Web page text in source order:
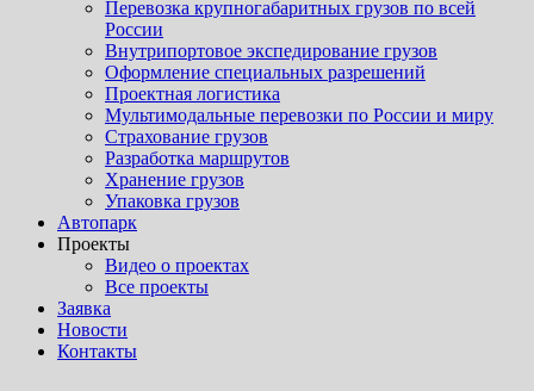
Перевозка крупногабаритных грузов по всей
России
Внутрипортовое экспедирование грузов
Оформление специальных разрешений
Проектная логистика
Мультимодальные перевозки по России и миру
Страхование грузов
Разработка маршрутов
Хранение грузов
Упаковка грузов
Автопарк
Проекты
Видео о проектах
Все проекты
Заявка
Новости
Контакты